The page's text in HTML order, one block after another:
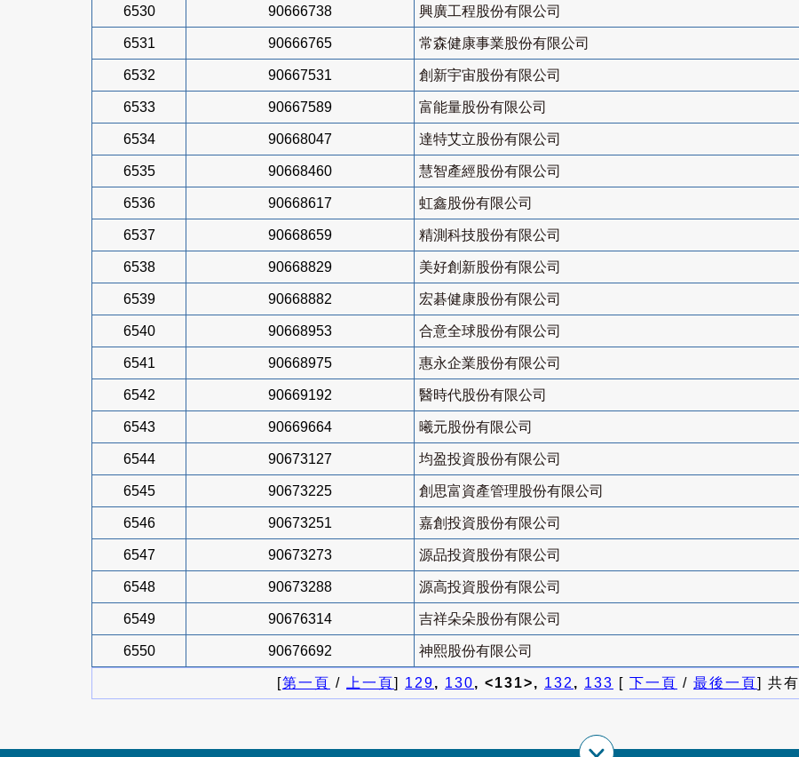
6530 90666738 興廣工程股份有限公司
6531 90666765 常森健康事業股份有限公司
6532 90667531 創新宇宙股份有限公司
6533 90667589 富能量股份有限公司
6534 90668047 達特艾立股份有限公司
6535 90668460 慧智產經股份有限公司
6536 90668617 虹鑫股份有限公司
6537 90668659 精測科技股份有限公司
6538 90668829 美好創新股份有限公司
6539 90668882 宏碁健康股份有限公司
6540 90668953 合意全球股份有限公司
6541 90668975 惠永企業股份有限公司
6542 90669192 醫時代股份有限公司
6543 90669664 曦元股份有限公司
6544 90673127 均盈投資股份有限公司
6545 90673225 創思富資產管理股份有限公司
6546 90673251 嘉創投資股份有限公司
6547 90673273 源品投資股份有限公司
6548 90673288 源高投資股份有限公司
6549 90676314 吉祥朵朵股份有限公司
6550 90676692 神熙股份有限公司
[第一頁 / 上一頁] 129, 130, <131>, 132, 133 [ 下一頁 / 最後一頁] 共有